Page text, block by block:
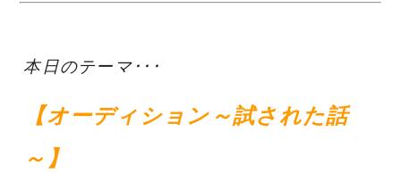
本日のテーマ･･･
【オーディション～試された話
～】